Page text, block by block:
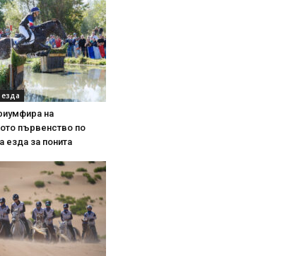
езда
на
първенство по
езда за понита